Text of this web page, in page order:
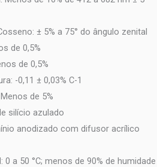
± 5% a 75° do ângulo zenital
de 0,5%
de 0,5%
-0,11 ± 0,03% C-1
de 5%
silício azulado
anodizado com difusor acrílico
a 50 °C; menos de 90% de humidade